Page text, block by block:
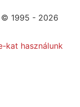
© 1995 - 2026
kat használunk